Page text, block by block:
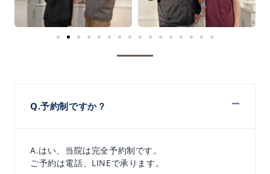
Q.予約制ですか？
A.はい、当院は完全予約制です。
ご予約は電話、LINEで承ります。